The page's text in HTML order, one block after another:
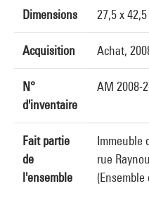
Dimensions 27,5 x
Acquisition Achat,
N°
d'inventaire
AM 2008-
Fait partie
de
l'ensemble
Immeuble
rue